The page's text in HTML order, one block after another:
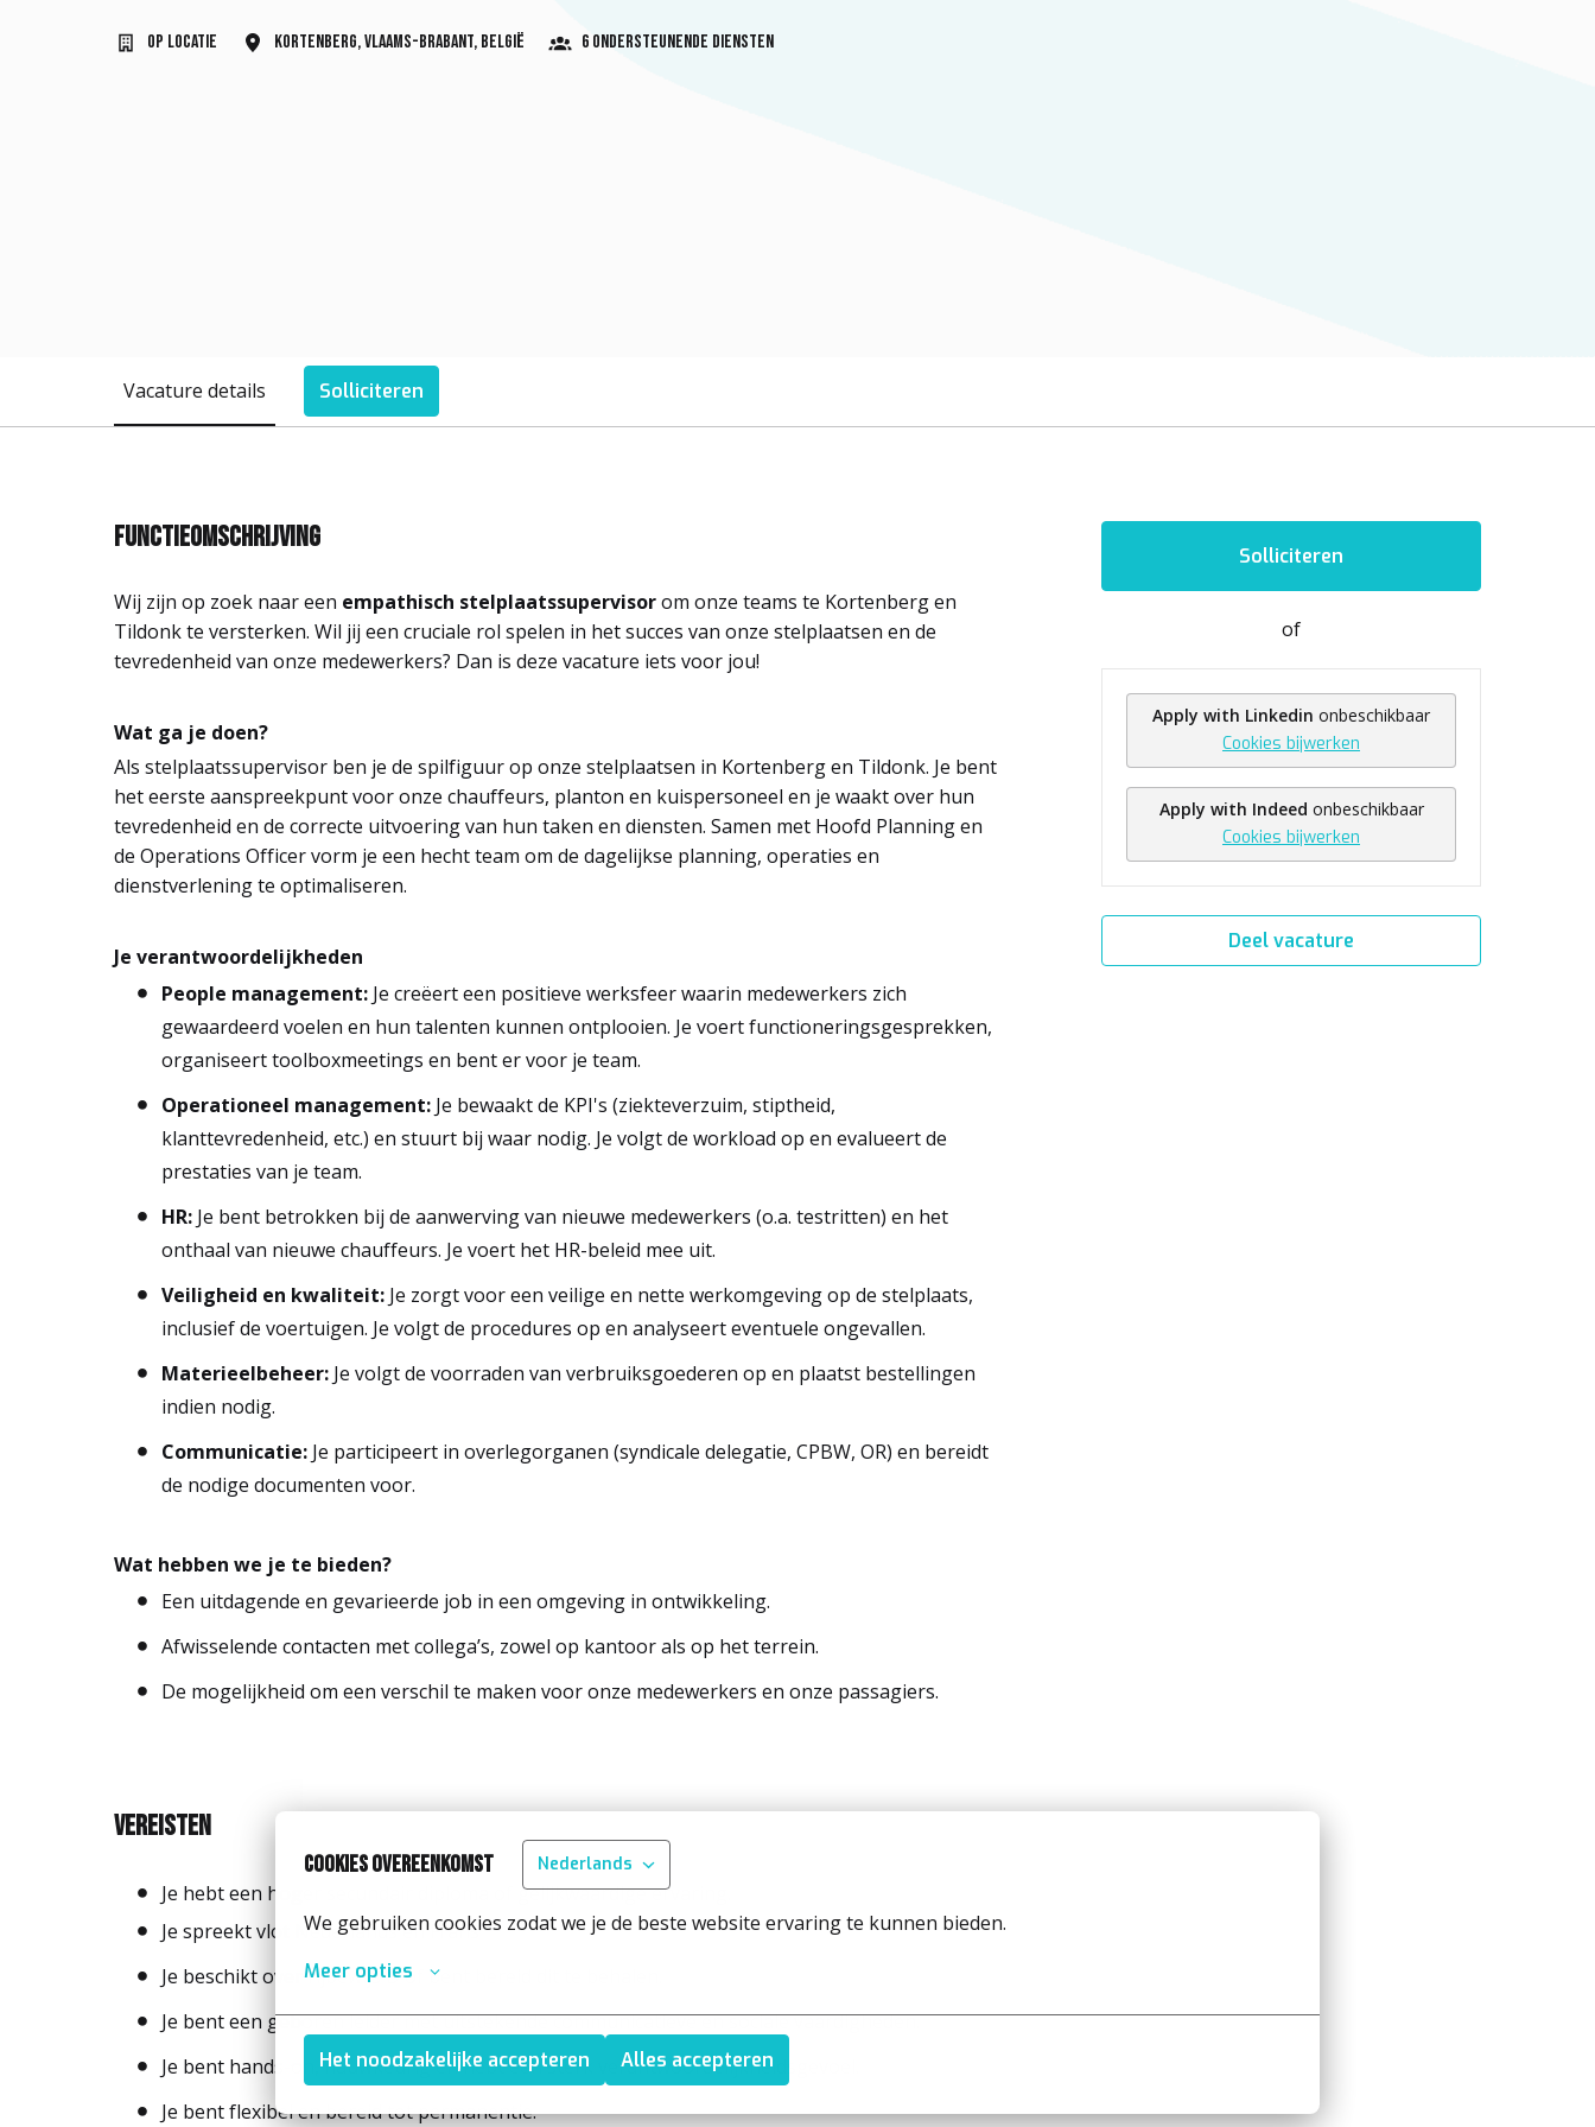
Cookies overeenkomst Nederlands
We gebruiken cookies zodat we je de beste website ervaring te kunnen bieden.
Meer opties
Het noodzakelijke accepteren Alles accepteren
Op locatie Kortenberg,Vlaams-Brabant, België 6 Ondersteunende diensten
Vacature details Solliciteren
Functieomschrijving
Wij zijn op zoek naar een empathisch stelplaatssupervisorom onze teams te Kortenberg en
Tildonk te versterken. Wil jij een cruciale rol spelen in het succes van onze stelplaatsen en de
tevredenheid van onze medewerkers? Dan is deze vacature iets voor jou!
Wat ga je doen?
Als stelplaatssupervisor ben je de spilfiguur op onze stelplaatsen in Kortenberg en Tildonk. Je bent
het eerste aanspreekpunt voor onze chauffeurs, planton en kuispersoneel en je waakt over hun
tevredenheid en de correcte uitvoering van hun taken en diensten. Samen met Hoofd Planning en
de Operations Officer vorm je een hecht team om de dagelijkse planning, operaties en
dienstverlening te optimaliseren.
Je verantwoordelijkheden
People management: Je creëert een positieve werksfeer waarin medewerkers zich
gewaardeerd voelen en hun talenten kunnen ontplooien. Je voert functioneringsgesprekken,
organiseert toolboxmeetings en bent er voor je team.
Operationeel management: Je bewaakt de KPI's (ziekteverzuim, stiptheid,
klanttevredenheid, etc.) en stuurt bij waar nodig. Je volgt de workload op en evalueert de
prestaties van je team.
HR: Je bent betrokken bij de aanwerving van nieuwe medewerkers (o.a. testritten) en het
onthaal van nieuwe chauffeurs. Je voert het HR-beleid mee uit.
Veiligheid en kwaliteit: Je zorgt voor een veilige en nette werkomgeving op de stelplaats,
inclusief de voertuigen. Je volgt de procedures op en analyseert eventuele ongevallen.
Materieelbeheer: Je volgt de voorraden van verbruiksgoederen op en plaatst bestellingen
indien nodig.
Communicatie: Je participeert in overlegorganen (syndicale delegatie, CPBW, OR) en bereidt
de nodige documenten voor.
Wat hebben we je te bieden?
Een uitdagende en gevarieerde job in een omgeving in ontwikkeling.
Afwisselende contacten met collega’s, zowel op kantoor als op het terrein.
De mogelijkheid om een verschil te maken voor onze medewerkers en onze passagiers.
Vereisten
Je hebt een hoger secundair diploma of gelijkwaardige ervaring.
Je spreekt vlot Nederlands en Frans
Je beschikt over rijbewijs D of bent bereid dit te behalen.
Je bent een geboren leider met uitstekende communicatieve en sociale vaardigheden.
Je bent hands-on, nauwkeurig en hebt een sterk verantwoordelijkheidsgevoel.
Je bent flexibel en bereid tot permanentie.
Solliciteren
of
Apply with Linkedin onbeschikbaar
Cookies bijwerken
Apply with Indeed onbeschikbaar
Cookies bijwerken
Deel vacature